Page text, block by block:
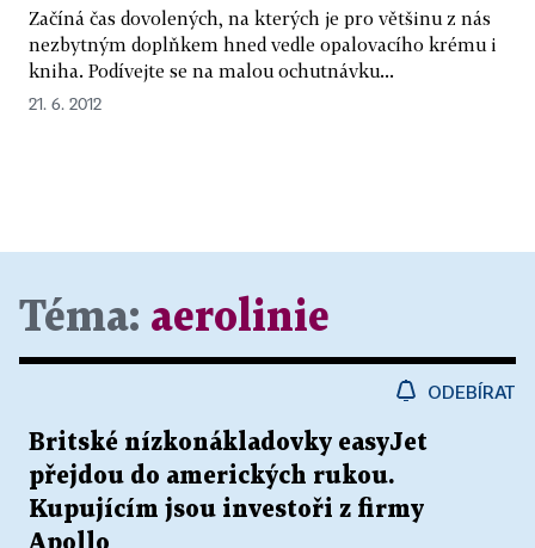
Začíná čas dovolených, na kterých je pro většinu z nás
nezbytným doplňkem hned vedle opalovacího krému i
kniha. Podívejte se na malou ochutnávku...
21. 6. 2012
Téma: aerolinie
ODEBÍRAT
Britské nízkonákladovky easyJet
přejdou do amerických rukou.
Kupujícím jsou investoři z firmy
Apollo